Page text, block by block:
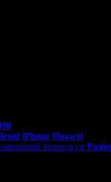
iPhone Huawei
бизнеса си